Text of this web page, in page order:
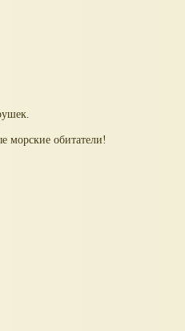
морские обитатели!